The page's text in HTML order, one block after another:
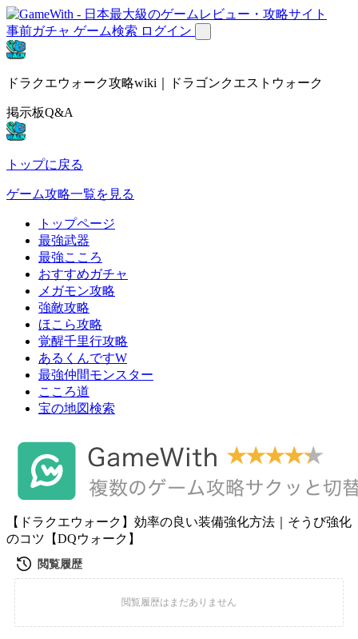
事前ガチャ ゲーム検索 ログイン
ドラクエウォーク攻略wiki｜ドラゴンクエストウォーク
掲示板Q&A
トップに戻る
ゲーム攻略一覧を見る
トップページ
最強武器
最強こころ
おすすめガチャ
メガモン攻略
強敵攻略
ほこら攻略
覚醒千里行攻略
あるくんですW
最強仲間モンスター
こころ道
宝の地図検索
【ドラクエウォーク】効率の良い装備強化方法｜そうび強化
のコツ【DQウォーク】